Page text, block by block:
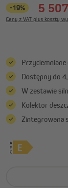
-19% 5
Ceny z VAT plus koszty
Przyciemniane
Dostępny do
W zestawie
Kolektor
Zintegrowana